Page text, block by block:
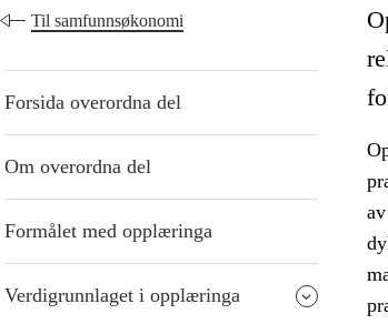
Til samfunnsøkonomi
Forsida overordna del
Om overordna del
Formålet med opplæringa
Verdigrunnlaget i opplæringa